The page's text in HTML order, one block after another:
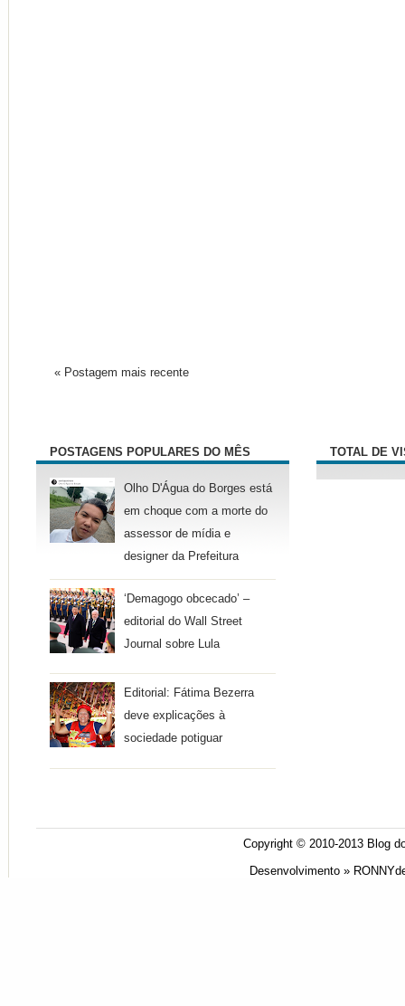
« Postagem mais recente
POSTAGENS POPULARES DO MÊS
Olho D'Água do Borges está
em choque com a morte do
assessor de mídia e
designer da Prefeitura
‘Demagogo obcecado’ –
editorial do Wall Street
Journal sobre Lula
Editorial: Fátima Bezerra
deve explicações à
sociedade potiguar
TOTAL DE
Copyright © 2010-2013 Blog
Desenvolvimento »